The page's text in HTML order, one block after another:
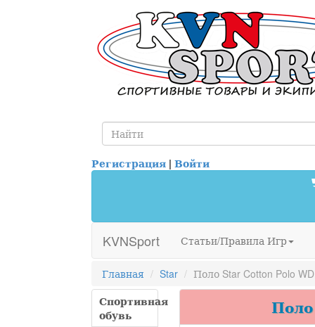
Регистрация | Войти
KVNSport Статьи/Правила Игр
Главная Star
Поло Star Cotton Polo
Спортивная
обувь
Поло